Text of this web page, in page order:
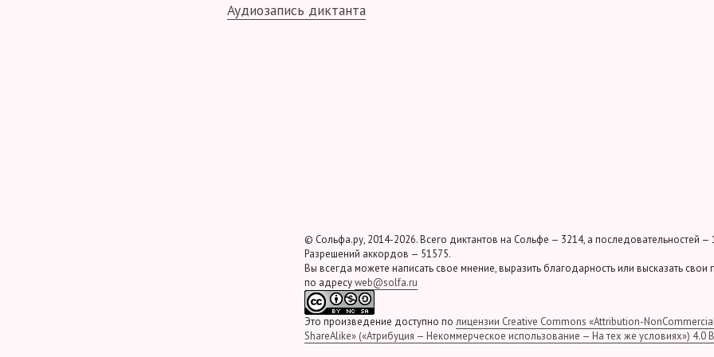
Аудиозапись диктанта
© Сольфа.ру, 2014-2026. Всего диктантов на Сольфе — 3214, а последовательностей —
Разрешений аккордов — 51575.
Вы всегда можете написать свое мнение, выразить благодарность или высказать свои
по адресуweb@solfa.ru
Это произведение доступно по лицензии Creative Commons «Attribution-
ShareAlike» («Атрибуция — Некоммерческое использование — На тех же условиях») 4.0